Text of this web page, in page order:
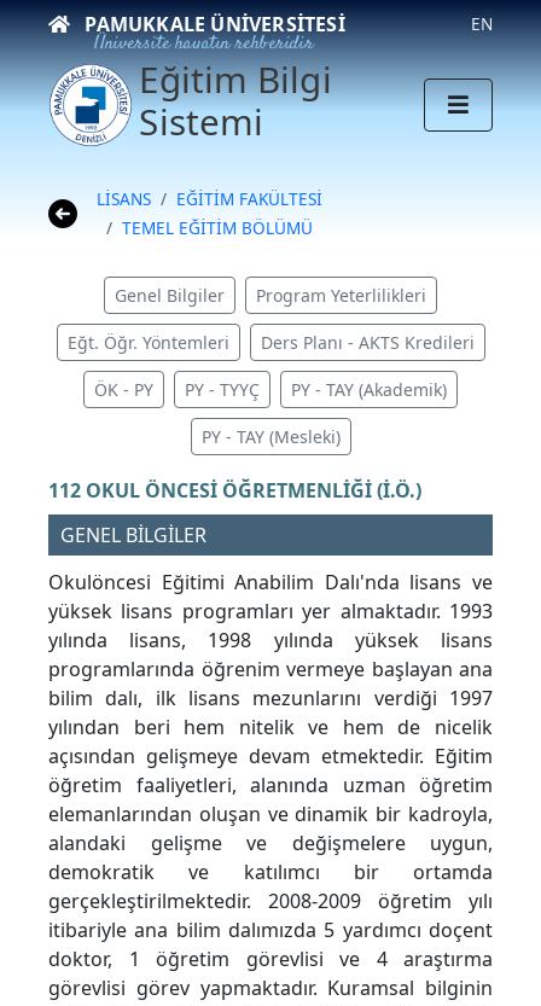
PAMUKKALE ÜNIVERSITESI
Üniversite hayatın rehberidir
EN
Eğitim Bilgi
Sistemi
LİSANS
EĞİTİM FAKÜLTESİ
TEMEL EĞİTİM BÖLÜMÜ
Genel Bilgiler Program Yeterlilikleri
Eğt. Öğr. Yöntemleri Ders Planı - AKTS Kredileri
ÖK - PY PY - TYYÇ PY - TAY (Akademik)
PY - TAY (Mesleki)
112 OKUL ÖNCESİ ÖĞRETMENLİĞİ (İ.Ö.)
GENEL BİLGİLER
Okulöncesi Eğitimi Anabilim Dalı'nda lisans ve
yüksek lisans programları yer almaktadır. 1993
yılında lisans, 1998 yılında yüksek lisans
programlarında öğrenim vermeye başlayan ana
bilim dalı, ilk lisans mezunlarını verdiği 1997
yılından beri hem nitelik ve hem de nicelik
açısından gelişmeye devam etmektedir. Eğitim
öğretim faaliyetleri, alanında uzman öğretim
elemanlarından oluşan ve dinamik bir kadroyla,
alandaki gelişme ve değişmelere uygun,
demokratik ve katılımcı bir ortamda
gerçekleştirilmektedir. 2008-2009 öğretim yılı
itibariyle ana bilim dalımızda 5 yardımcı doçent
doktor, 1 öğretim görevlisi ve 4 araştırma
görevlisi görev yapmaktadır. Kuramsal bilginin